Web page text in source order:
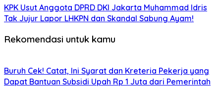
KPK Usut Anggota DPRD DKI Jakarta Muhammad Idris
Tak Jujur Lapor LHKPN dan Skandal Sabung Ayam!
Rekomendasi untuk kamu
Buruh Cek! Catat, Ini Syarat dan Kreteria Pekerja yang
Dapat Bantuan Subsidi Upah Rp 1 Juta dari Pemerintah